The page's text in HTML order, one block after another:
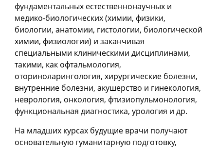
фундаментальных естественнонаучных и
медико-биологических (химии, физики,
биологии, анатомии, гистологии, биологической
химии, физиологии) и заканчивая
специальными клиническими дисциплинами,
такими, как офтальмология,
оториноларингология, хирургические болезни,
внутренние болезни, акушерство и гинекология,
неврология, онкология, фтизиопульмонология,
функциональная диагностика, урология и др.
На младших курсах будущие врачи получают
основательную гуманитарную подготовку,